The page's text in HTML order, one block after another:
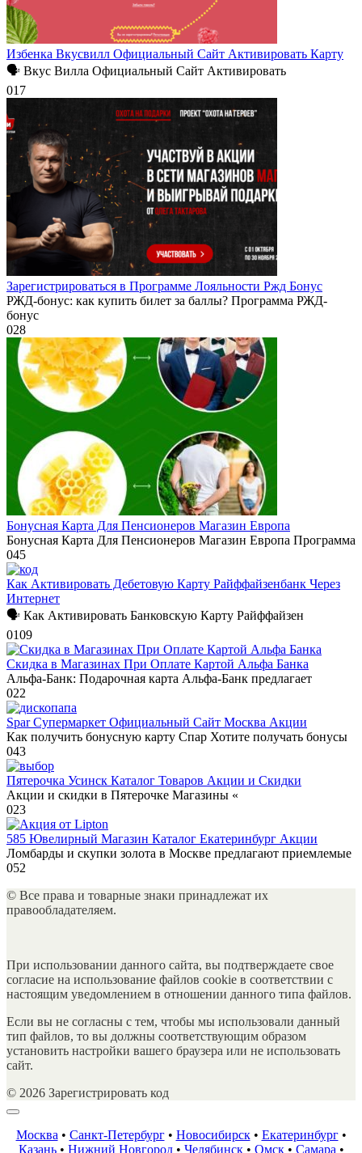
Избенка Вкусвилл Официальный Сайт Активировать Карту
🗣 Вкус Вилла Официальный Сайт Активировать
017
Зарегистрироваться в Программе Лояльности Ржд Бонус
РЖД-бонус: как купить билет за баллы? Программа РЖД-
бонус
028
Бонусная Карта Для Пенсионеров Магазин Европа
Бонусная Карта Для Пенсионеров Магазин Европа Программа
045
Как Активировать Дебетовую Карту Райффайзенбанк Через
Интернет
🗣 Как Активировать Банковскую Карту Райффайзен
0109
Скидка в Магазинах При Оплате Картой Альфа Банка
Альфа-Банк: Подарочная карта Альфа-Банк предлагает
022
Spar Супермаркет Официальный Сайт Москва Акции
Как получить бонусную карту Спар Хотите получать бонусы
043
Пятерочка Усинск Каталог Товаров Акции и Скидки
Акции и скидки в Пятерочке Магазины «
023
585 Ювелирный Магазин Каталог Екатеринбург Акции
Ломбарды и скупки золота в Москве предлагают приемлемые
052
© Все права и товарные знаки принадлежат их
правообладателяем.
При использовании данного сайта, вы подтверждаете свое
согласие на использование файлов cookie в соответствии с
настоящим уведомлением в отношении данного типа файлов.
Если вы не согласны с тем, чтобы мы использовали данный
тип файлов, то вы должны соответствующим образом
установить настройки вашего браузера или не использовать
сайт.
© 2026 Зарегистрировать код
Москва • Санкт-Петербург• Новосибирск• Екатеринбург•
Казань• Нижний Новгород• Челябинск• Омск• Самара •